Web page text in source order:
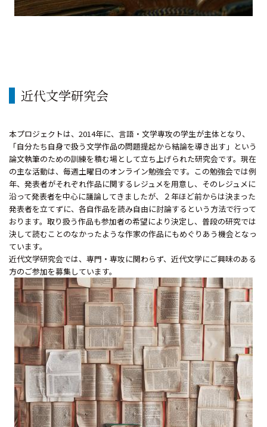
近代文学研究会
本プロジェクトは、2014年に、言語・文学専攻の学生が主体となり、
「自分たち自身で扱う文学作品の問題提起から結論を導き出す」という
論文執筆のための訓練を積む場として立ち上げられた研究会です。現在
の主な活動は、毎週土曜日のオンライン勉強会です。この勉強会では例
年、発表者がそれぞれ作品に関するレジュメを用意し、そのレジュメに
沿って発表者を中心に議論してきましたが、２年ほど前からは決まった
発表者を立てずに、各自作品を読み自由に討論するという方法で行って
おります。取り扱う作品も参加者の希望により決定し、普段の研究では
決して読むことのなかったような作家の作品にもめぐりあう機会となっ
ています。
近代文学研究会では、専門・専攻に関わらず、近代文学にご興味のある
方のご参加を募集しています。